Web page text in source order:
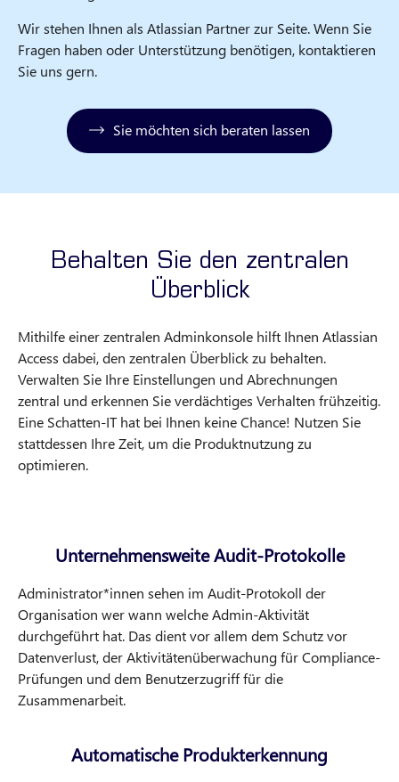
Wir stehen Ihnen als Atlassian Partner zur Seite. Wenn Sie
Fragen haben oder Unterstützung benötigen, kontaktieren
Sie uns gern.
Sie möchten sich beraten lassen
Behalten Sie den zentralen
Überblick
Mithilfe einer zentralen Adminkonsole hilft Ihnen Atlassian
Access dabei, den zentralen Überblick zu behalten.
Verwalten Sie Ihre Einstellungen und Abrechnungen
zentral und erkennen Sie verdächtiges Verhalten frühzeitig.
Eine Schatten-IT hat bei Ihnen keine Chance! Nutzen Sie
stattdessen Ihre Zeit, um die Produktnutzung zu
optimieren.
Unternehmensweite Audit-Protokolle
Administrator*innen sehen im Audit-Protokoll der
Organisation wer wann welche Admin-Aktivität
durchgeführt hat. Das dient vor allem dem Schutz vor
Datenverlust, der Aktivitätenüberwachung für Compliance-
Prüfungen und dem Benutzerzugriff für die
Zusammenarbeit.
Automatische Produkterkennung